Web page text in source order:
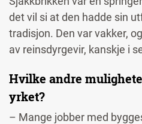
det vil si at den hadde sin
tradisjon. Den var vakker,
av reinsdyrgevir, kanskje i
Hvilke andre
yrket?
– Mange jobber med